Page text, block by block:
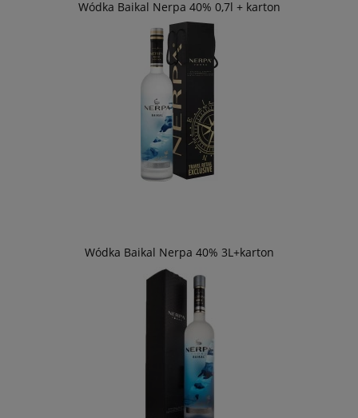
Wódka Baikal Nerpa 40% 0,7l + karton
Wódka Baikal Nerpa 40% 3L+karton